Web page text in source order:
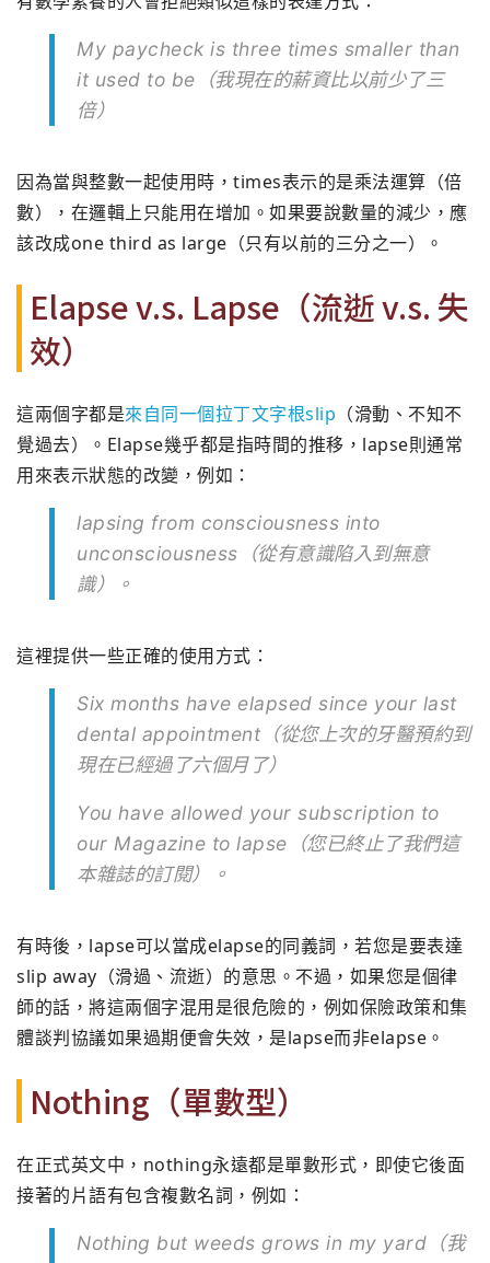
My paycheck is three times smaller than
it used to be（我現在的薪資比以前少了三
倍）
因為當與整數一起使用時， times表示的是乘法運算（倍
數），在邏輯上只能用在增加。 如果要說數量的減少，應
該改成one third as large（只有以前的三分之一）。
Elapse v.s. Lapse（流逝 v.s. 失
效）
這兩個字都是來自同一個拉丁文字根slip （滑動、 不知不
覺過去）。Elapse幾乎都是指時間的推移， lapse則通常
用來表示狀態的改變，例如：
lapsing from consciousness into
unconsciousness（從有意識陷入到無意
識）。
這裡提供一些正確的使用方式：
Six months have elapsed since your last
dental appointment（從您上次的牙醫預約到
現在已經過了六個月了）
You have allowed your subscription to
our Magazine to lapse（您已終止了我們這
本雜誌的訂閱）。
有時後， lapse可以當成elapse的同義詞，若您是要表達
slip away（滑過、流逝）的意思。不過，如果您是個律
師的話， 將這兩個字混用是很危險的， 例如保險政策和集
體談判協議如果過期便會失效， 是lapse而非elapse。
Nothing（單數型）
在正式英文中，nothing永遠都是單數形式， 即使它後面
接著的片語有包含複數名詞，例如：
Nothing but weeds grows in my yard（我